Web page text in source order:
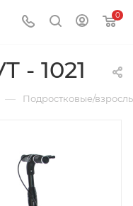
0
- 1021
— Подростковые/